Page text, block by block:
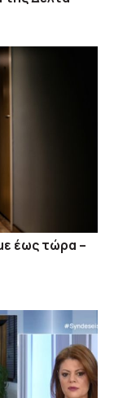
έως τώρα –